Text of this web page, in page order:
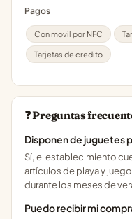
Pagos
Con movil por NFC
Tarjetas de credito
❓ Preguntas
Disponen de juguetes
Sí, el establecimiento
artículos de playa y
durante los meses de
Puedo recibir mi